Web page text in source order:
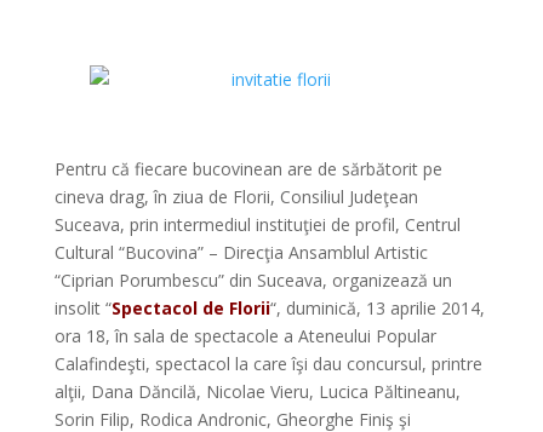
Pentru că fiecare bucovinean are de sărbătorit pe
cineva drag, în ziua de Florii, Consiliul Judeţean
Suceava, prin intermediul instituţiei de profil, Centrul
Cultural “Bucovina” – Direcţia Ansamblul Artistic
“Ciprian Porumbescu” din Suceava, organizează un
insolit “Spectacol de Florii“, duminică, 13 aprilie 2014,
ora 18, în sala de spectacole a Ateneului Popular
Calafindeşti, spectacol la care îşi dau concursul, printre
alţii, Dana Dăncilă, Nicolae Vieru, Lucica Păltineanu,
Sorin Filip, Rodica Andronic, Gheorghe Finiş şi